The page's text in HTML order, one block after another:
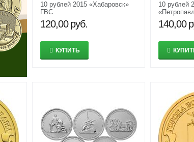
10 рублей 2015 «Хабаровск»
ГВС
120,00 руб.
КУПИТЬ
10 рублей
ГВС
140,00